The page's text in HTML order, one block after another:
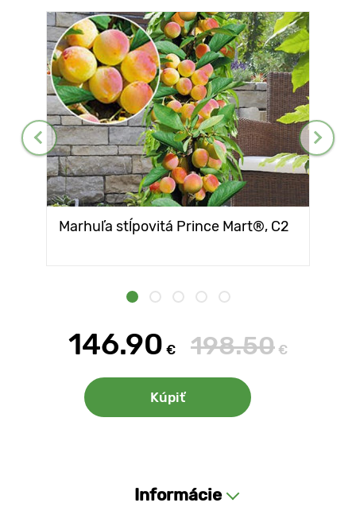
Marhuľa stĺpovitá Prince Mart®, C2
146.90 € 198.50 €
Kúpiť
Informácie